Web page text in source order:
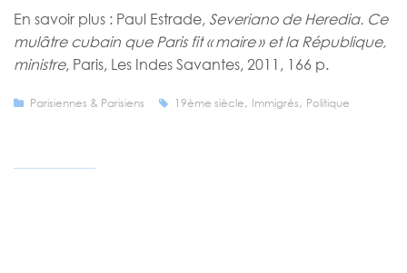
En savoir plus : Paul Estrade, Severiano de Heredia. Ce
mulâtre cubain que Paris fit « maire » et la République,
ministre, Paris, Les Indes Savantes, 2011, 166 p.
Parisiennes & Parisiens 19ème siècle, Immigrés, Politique